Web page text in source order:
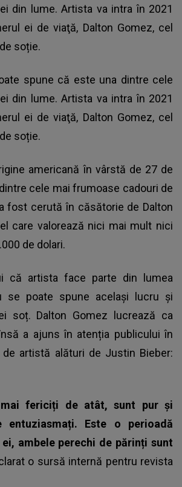
din lume. Artista va intra în 2021
ei de viaţă, Dalton Gomez, cel
soție.
spune că este una dintre cele
din lume. Artista va intra în 2021
ei de viaţă, Dalton Gomez, cel
soție.
americană în vârstă de 27 de
cele mai frumoase cadouri de
fost cerută în căsătorie de Dalton
care valorează nici mai mult nici
de dolari.
că artista face parte din lumea
se poate spune același lucru și
soț. Dalton Gomez lucrează ca
a ajuns în atenția publicului în
artistă alături de Justin Bieber:
fericiți de atât, sunt pur și
Este o perioadă
ambele perechi de părinți sunt
o sursă internă pentru revista